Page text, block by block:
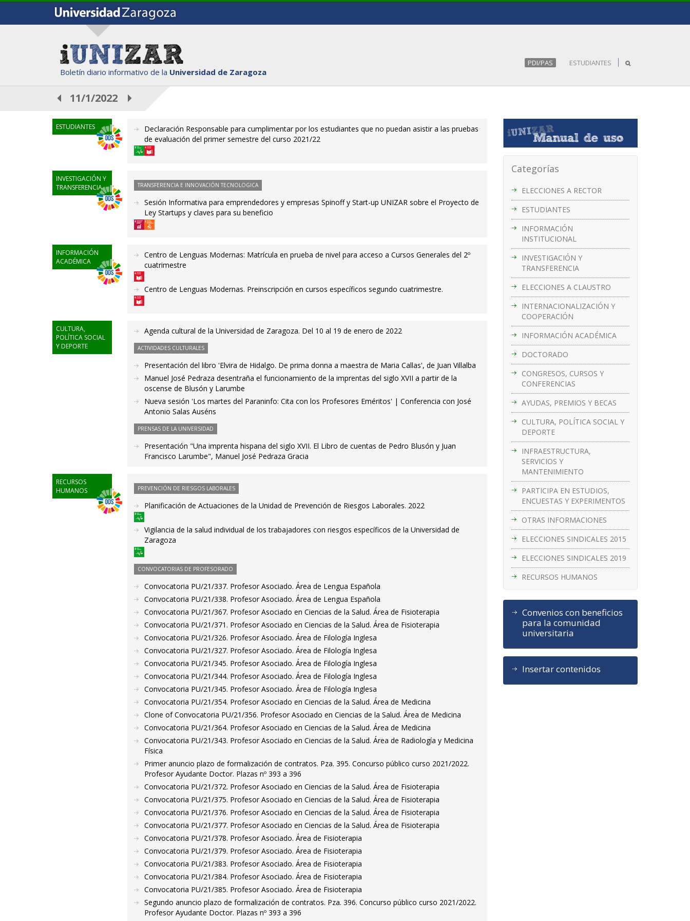
Boletín diario informativo de la Universidad de Zaragoza
PDI/PAS ESTUDIANTES
11/1/2022
Categorías
ELECCIONES A RECTOR
ESTUDIANTES
INFORMACIÓN
INSTITUCIONAL
INVESTIGACIÓN Y
TRANSFERENCIA
ELECCIONES A CLAUSTRO
INTERNACIONALIZACIÓN Y
COOPERACIÓN
INFORMACIÓN ACADÉMICA
DOCTORADO
CONGRESOS, CURSOS Y
CONFERENCIAS
AYUDAS, PREMIOS Y BECAS
CULTURA, POLÍTICA SOCIAL Y
DEPORTE
INFRAESTRUCTURA,
SERVICIOS Y
MANTENIMIENTO
PARTICIPA EN ESTUDIOS,
ENCUESTAS Y EXPERIMENTOS
OTRAS INFORMACIONES
ELECCIONES SINDICALES 2015
ELECCIONES SINDICALES 2019
RECURSOS HUMANOS
Convenios con beneficios
para la comunidad
universitaria
Insertar contenidos
ESTUDIANTES
Declaración Responsable para cumplimentar por los estudiantes que no puedan asistir a las pruebas
de evaluación del primer semestre del curso 2021/22
INVESTIGACIÓN Y
TRANSFERENCIA
TRANSFERENCIA E INNOVACIÓN TECNOLOGICA
Sesión Informativa para emprendedores y empresas Spinoff y Start-up UNIZAR sobre el Proyecto de
Ley Startups y claves para su beneficio
INFORMACIÓN
ACADÉMICA
Centro de Lenguas Modernas: Matrícula en prueba de nivel para acceso a Cursos Generales del 2º
cuatrimestre
Centro de Lenguas Modernas. Preinscripción en cursos específicos segundo cuatrimestre.
CULTURA,
POLÍTICA SOCIAL
Y DEPORTE
Agenda cultural de la Universidad de Zaragoza. Del 10 al 19 de enero de 2022
ACTIVIDADES CULTURALES
Presentación del libro 'Elvira de Hidalgo. De prima donna a maestra de Maria Callas', de Juan Villalba
Manuel José Pedraza desentraña el funcionamiento de la imprentas del siglo XVII a partir de la
oscense de Blusón y Larumbe
Nueva sesión 'Los martes del Paraninfo: Cita con los Profesores Eméritos' | Conferencia con José
Antonio Salas Auséns
PRENSAS DE LA UNIVERSIDAD
Presentación "Una imprenta hispana del siglo XVII. El Libro de cuentas de Pedro Blusón y Juan
Francisco Larumbe", Manuel José Pedraza Gracia
RECURSOS
HUMANOS
PREVENCIÓN DE RIESGOS LABORALES
Planificación de Actuaciones de la Unidad de Prevención de Riesgos Laborales. 2022
Vigilancia de la salud individual de los trabajadores con riesgos específicos de la Universidad de
Zaragoza
CONVOCATORIAS DE PROFESORADO
Convocatoria PU/21/337. Profesor Asociado. Área de Lengua Española
Convocatoria PU/21/338. Profesor Asociado. Área de Lengua Española
Convocatoria PU/21/367. Profesor Asociado en Ciencias de la Salud. Área de Fisioterapia
Convocatoria PU/21/371. Profesor Asociado en Ciencias de la Salud. Área de Fisioterapia
Convocatoria PU/21/326. Profesor Asociado. Área de Filología Inglesa
Convocatoria PU/21/327. Profesor Asociado. Área de Filología Inglesa
Convocatoria PU/21/345. Profesor Asociado. Área de Filología Inglesa
Convocatoria PU/21/344. Profesor Asociado. Área de Filología Inglesa
Convocatoria PU/21/345. Profesor Asociado. Área de Filología Inglesa
Convocatoria PU/21/354. Profesor Asociado en Ciencias de la Salud. Área de Medicina
Clone of Convocatoria PU/21/356. Profesor Asociado en Ciencias de la Salud. Área de Medicina
Convocatoria PU/21/364. Profesor Asociado en Ciencias de la Salud. Área de Medicina
Convocatoria PU/21/343. Profesor Asociado en Ciencias de la Salud. Área de Radiología y Medicina
Física
Primer anuncio plazo de formalización de contratos. Pza. 395. Concurso público curso 2021/2022.
Profesor Ayudante Doctor. Plazas nº 393 a 396
Convocatoria PU/21/372. Profesor Asociado en Ciencias de la Salud. Área de Fisioterapia
Convocatoria PU/21/375. Profesor Asociado en Ciencias de la Salud. Área de Fisioterapia
Convocatoria PU/21/376. Profesor Asociado en Ciencias de la Salud. Área de Fisioterapia
Convocatoria PU/21/377. Profesor Asociado en Ciencias de la Salud. Área de Fisioterapia
Convocatoria PU/21/378. Profesor Asociado. Área de Fisioterapia
Convocatoria PU/21/379. Profesor Asociado. Área de Fisioterapia
Convocatoria PU/21/383. Profesor Asociado. Área de Fisioterapia
Convocatoria PU/21/384. Profesor Asociado. Área de Fisioterapia
Convocatoria PU/21/385. Profesor Asociado. Área de Fisioterapia
Segundo anuncio plazo de formalización de contratos. Pza. 396. Concurso público curso 2021/2022.
Profesor Ayudante Doctor. Plazas nº 393 a 396